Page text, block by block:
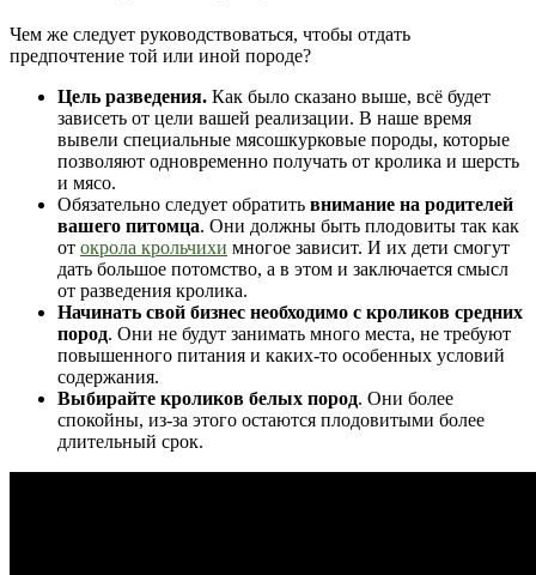
Чем же следует руководствоваться, чтобы отдать
предпочтение той или иной породе?
Цель разведения. Как было сказано выше, всё будет
зависеть от цели вашей реализации. В наше время
вывели специальные мясошкурковые породы, которые
позволяют одновременно получать от кролика и шерсть
и мясо.
Обязательно следует обратить внимание на родителей
вашего питомца. Они должны быть плодовиты так как
от окрола крольчихи многое зависит. И их дети смогут
дать большое потомство, а в этом и заключается смысл
от разведения кролика.
Начинать свой бизнес необходимо с кроликов средних
пород. Они не будут занимать много места, не требуют
повышенного питания и каких-то особенных условий
содержания.
Выбирайте кроликов белых пород. Они более
спокойны, из-за этого остаются плодовитыми более
длительный срок.